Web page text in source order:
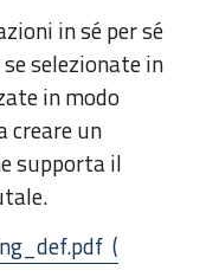
in sé per sé
selezionate in
in modo
creare un
supporta il
(